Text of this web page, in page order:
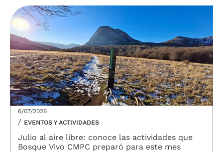
6/07/2026
/ EVENTOS Y ACTIVIDADES
Julio al aire libre: conoce las actividades que
Bosque Vivo CMPC preparó para este mes